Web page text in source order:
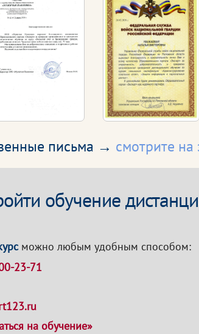
письма → смотрите на
обучение
можно любым удобным способом:
23-71
на обучение»